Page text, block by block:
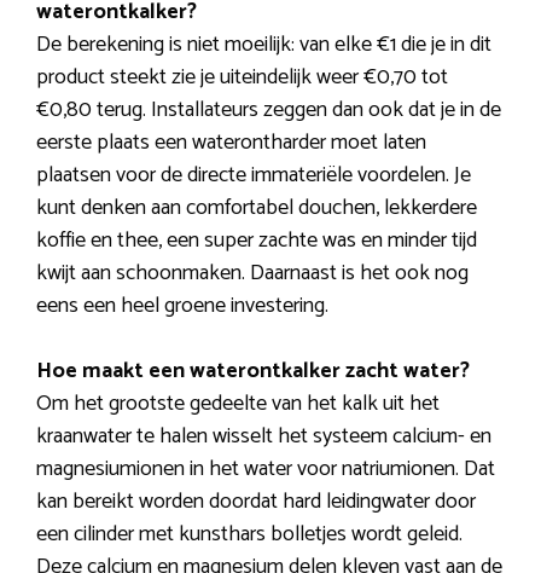
waterontkalker?
De berekening is niet moeilijk: van elke €1 die je in dit
product steekt zie je uiteindelijk weer €0,70 tot
€0,80 terug. Installateurs zeggen dan ook dat je in de
eerste plaats een waterontharder moet laten
plaatsen voor de directe immateriële voordelen. Je
kunt denken aan comfortabel douchen, lekkerdere
koffie en thee, een super zachte was en minder tijd
kwijt aan schoonmaken. Daarnaast is het ook nog
eens een heel groene investering.
Hoe maakt een waterontkalker zacht water?
Om het grootste gedeelte van het kalk uit het
kraanwater te halen wisselt het systeem calcium- en
magnesiumionen in het water voor natriumionen. Dat
kan bereikt worden doordat hard leidingwater door
een cilinder met kunsthars bolletjes wordt geleid.